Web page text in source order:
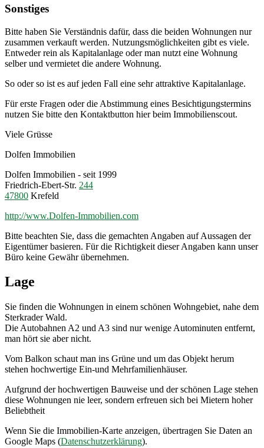
Sonstiges
Bitte haben Sie Verständnis dafür, dass die beiden Wohnungen nur
zusammen verkauft werden. Nutzungsmöglichkeiten gibt es viele.
Entweder rein als Kapitalanlage oder man nutzt eine Wohnung
selber und vermietet die andere Wohnung.
So oder so ist es auf jeden Fall eine sehr attraktive Kapitalanlage.
Für erste Fragen oder die Abstimmung eines Besichtigungstermins
nutzen Sie bitte den Kontaktbutton hier beim Immobilienscout.
Viele Grüsse
Dolfen Immobilien
Dolfen Immobilien - seit 1999
Friedrich-Ebert-Str. 244
47800 Krefeld
http://www.Dolfen-Immobilien.com
Bitte beachten Sie, dass die gemachten Angaben auf Aussagen der
Eigentümer basieren. Für die Richtigkeit dieser Angaben kann unser
Büro keine Gewähr übernehmen.
Lage
Sie finden die Wohnungen in einem schönen Wohngebiet, nahe dem
Sterkrader Wald.
Die Autobahnen A2 und A3 sind nur wenige Autominuten entfernt,
man hört sie aber nicht.
Vom Balkon schaut man ins Grüne und um das Objekt herum
stehen hochwertige Ein-und Mehrfamilienhäuser.
Aufgrund der hochwertigen Bauweise und der schönen Lage stehen
diese Wohnungen nie leer, sondern erfreuen sich bei Mietern hoher
Beliebtheit
Wenn Sie die Immobilien-Karte anzeigen, übertragen Sie Daten an
Google Maps (Datenschutzerklärung).